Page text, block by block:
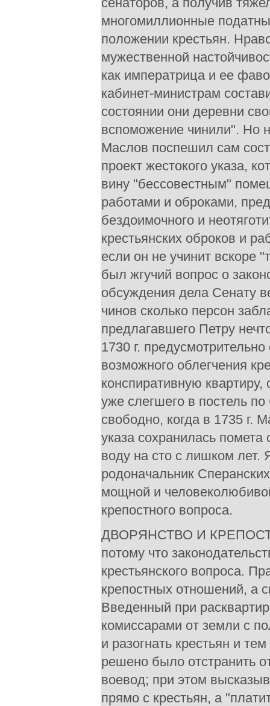
многомиллионные
положении крестьян.
мужественной
как императрица и ее
кабинет-министрам
состоянии они деревни
вспоможение чинили". Но
Маслов поспешил сам
проект жестокого указа,
вину "бессовестным"
работами и оброками,
бездоимочного и
крестьянских оброков и
если он не учинит вскоре
был жгучий вопрос о
обсуждения дела Сенату
чинов сколько персон
предлагавшего Петру
1730 г.
возможного облегчения
конспиративную
уже слегшего в постель
свободно, когда в 1735 г.
указа сохранилась
воду на сто с лишком
родоначальник
мощной и
крепостного вопроса.
ДВОРЯНСТВО И
потому что
крестьянского вопроса.
крепостных отношений, а
Введенный при
комиссарами от земли с
и разогнать крестьян и
решено было отстранить
воевод; при этом
прямо с крестьян, а